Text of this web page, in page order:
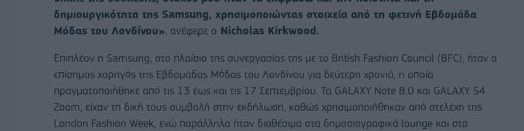
δημιουργικότητα της Samsung, χρησιμοποιώντας στοιχεία από τη φετινή Εβδομάδα
Μόδας του Λονδίνου» , ανέφερε ο Nicholas Kirkwood.
Επιπλέον η Samsung, στο πλαίσιο της συνεργασίας της με το British Fashion Council (BFC), ήταν ο
επίσημος χορηγός της Εβδομάδας Μόδας του Λονδίνου για δεύτερη χρονιά, η οποία
πραγματοποιήθηκε από τις 13 έως και τις 17 Σεπτεμβρίου. Τα GALAXY Note 8.0 και GALAXY S4
Zoom, είχαν τη δική τους συμβολή στην εκδήλωση, καθώς χρησιμοποιήθηκαν από στελέχη της
London Fashion Week, ενώ παράλληλα ήταν διαθέσιμα στα δημοσιογραφικά lounge και στα